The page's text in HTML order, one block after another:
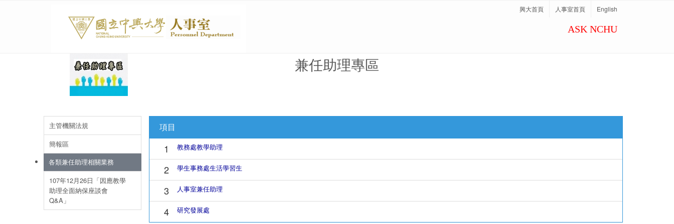
興大首頁 人事室首頁 English
ASK NCHU
兼任助理專區
主管機關法規
簡報區
各類兼任助理相關業務
107年12月26日「因應教學
助理全面納保座談會
Q&A」
項目
1 教務處教學助理
2 學生事務處生活學習生
3 人事室兼任助理
4 研究發展處